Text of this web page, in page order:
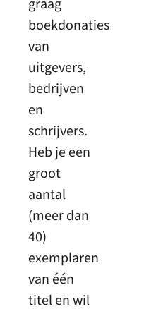
boekdonaties
van
uitgevers,
bedrijven
en
schrijvers.
Heb je een
groot
aantal
(meer dan
40)
exemplaren
van één
titel en wil